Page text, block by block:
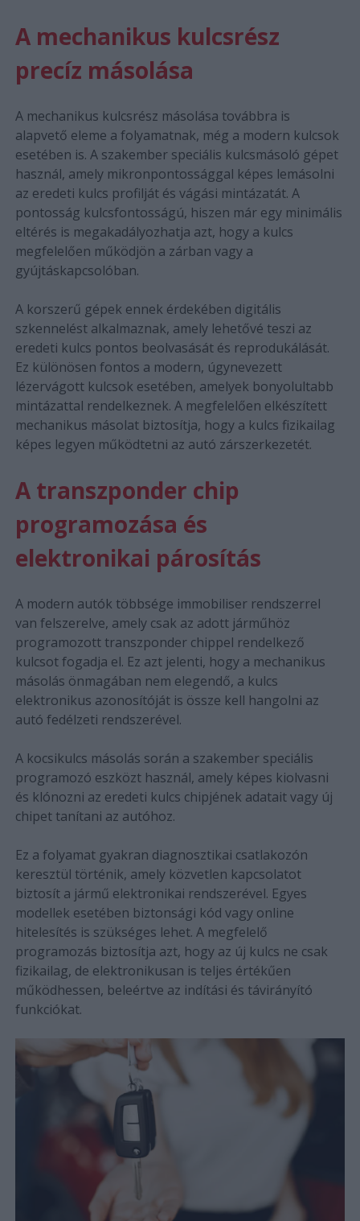
A mechanikus kulcsrész
precíz másolása
A mechanikus kulcsrész másolása továbbra is
alapvető eleme a folyamatnak, még a modern kulcsok
esetében is. A szakember speciális kulcsmásoló gépet
használ, amely mikronpontossággal képes lemásolni
az eredeti kulcs profilját és vágási mintázatát. A
pontosság kulcsfontosságú, hiszen már egy minimális
eltérés is megakadályozhatja azt, hogy a kulcs
megfelelően működjön a zárban vagy a
gyújtáskapcsolóban.
A korszerű gépek ennek érdekében digitális
szkennelést alkalmaznak, amely lehetővé teszi az
eredeti kulcs pontos beolvasását és reprodukálását.
Ez különösen fontos a modern, úgynevezett
lézervágott kulcsok esetében, amelyek bonyolultabb
mintázattal rendelkeznek. A megfelelően elkészített
mechanikus másolat biztosítja, hogy a kulcs fizikailag
képes legyen működtetni az autó zárszerkezetét.
A transzponder chip
programozása és
elektronikai párosítás
A modern autók többsége immobiliser rendszerrel
van felszerelve, amely csak az adott járműhöz
programozott transzponder chippel rendelkező
kulcsot fogadja el. Ez azt jelenti, hogy a mechanikus
másolás önmagában nem elegendő, a kulcs
elektronikus azonosítóját is össze kell hangolni az
autó fedélzeti rendszerével.
A kocsikulcs másolás során a szakember speciális
programozó eszközt használ, amely képes kiolvasni
és klónozni az eredeti kulcs chipjének adatait vagy új
chipet tanítani az autóhoz.
Ez a folyamat gyakran diagnosztikai csatlakozón
keresztül történik, amely közvetlen kapcsolatot
biztosít a jármű elektronikai rendszerével. Egyes
modellek esetében biztonsági kód vagy online
hitelesítés is szükséges lehet. A megfelelő
programozás biztosítja azt, hogy az új kulcs ne csak
fizikailag, de elektronikusan is teljes értékűen
működhessen, beleértve az indítási és távirányító
funkciókat.